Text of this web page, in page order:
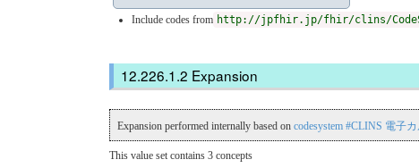
Include codes from http://jpfhir.jp/fhir/clins/
Expansion
Expansion performed internally based on codesystem #CLINS 電子
This value set contains 3 concepts